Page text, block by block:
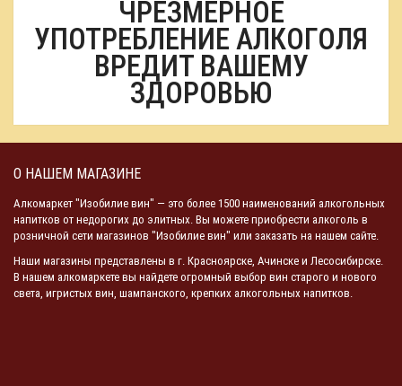
ЧРЕЗМЕРНОЕ
УПОТРЕБЛЕНИЕ АЛКОГОЛЯ
ВРЕДИТ ВАШЕМУ
ЗДОРОВЬЮ
О НАШЕМ МАГАЗИНЕ
Алкомаркет "Изобилие вин" — это более 1500 наименований алкогольных
напитков от недорогих до элитных. Вы можете приобрести алкоголь в
розничной сети магазинов "Изобилие вин" или заказать на нашем сайте.
Наши магазины представлены в г. Красноярске, Ачинске и Лесосибирске.
В нашем алкомаркете вы найдете огромный выбор вин старого и нового
света, игристых вин, шампанского, крепких алкогольных напитков.